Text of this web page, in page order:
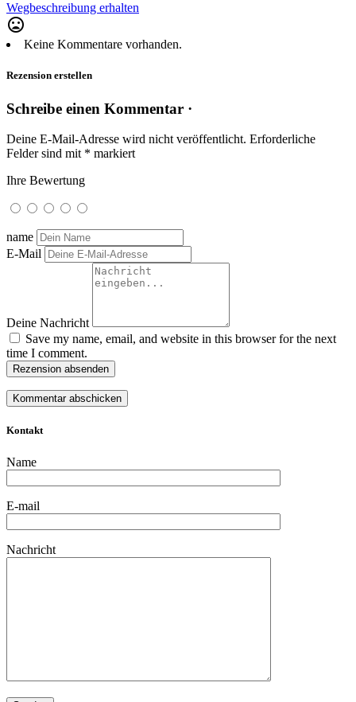
Wegbeschreibung erhalten
mood_bad
Keine Kommentare vorhanden.
Rezension erstellen
Schreibe einen Kommentar ·
Deine E-Mail-Adresse wird nicht veröffentlicht. Erforderliche
Felder sind mit * markiert
Ihre Bewertung
name
E-Mail
Deine Nachricht
Save my name, email, and website in this browser for the next
time I comment.
Rezension absenden
Kontakt
Name
E-mail
Nachricht